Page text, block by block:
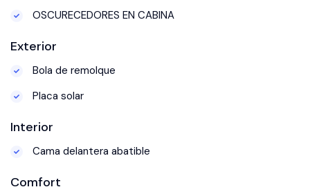
OSCURECEDORES EN CABINA
Exterior
Bola de remolque
Placa solar
Interior
Cama delantera abatible
Comfort